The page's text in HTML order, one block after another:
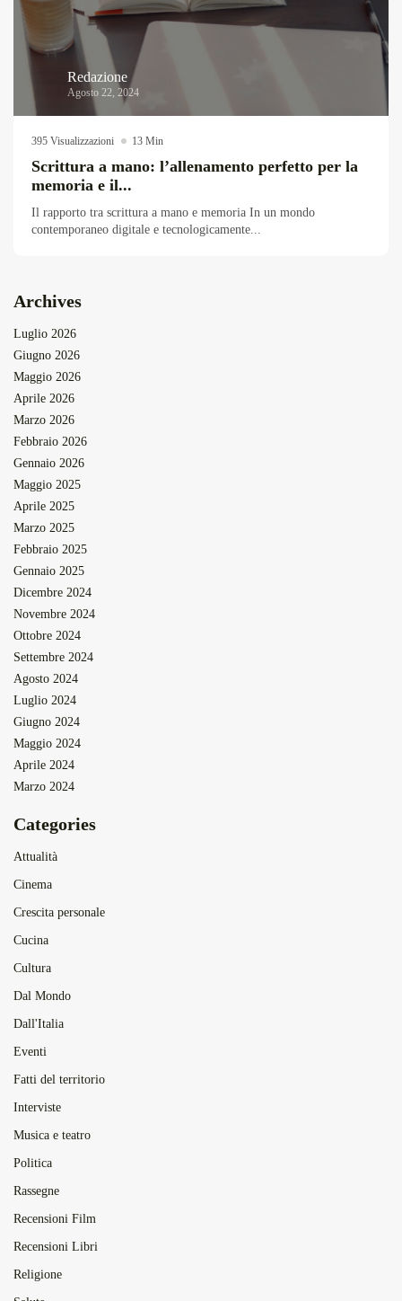
Redazione
Agosto 22, 2024
395 Visualizzazioni 13 Min
Scrittura a mano: l’allenamento perfetto per la
memoria e il...
Il rapporto tra scrittura a mano e memoria In un mondo
contemporaneo digitale e tecnologicamente...
Archives
Luglio 2026
Giugno 2026
Maggio 2026
Aprile 2026
Marzo 2026
Febbraio 2026
Gennaio 2026
Maggio 2025
Aprile 2025
Marzo 2025
Febbraio 2025
Gennaio 2025
Dicembre 2024
Novembre 2024
Ottobre 2024
Settembre 2024
Agosto 2024
Luglio 2024
Giugno 2024
Maggio 2024
Aprile 2024
Marzo 2024
Categories
Attualità
Cinema
Crescita personale
Cucina
Cultura
Dal Mondo
Dall'Italia
Eventi
Fatti del territorio
Interviste
Musica e teatro
Politica
Rassegne
Recensioni Film
Recensioni Libri
Religione